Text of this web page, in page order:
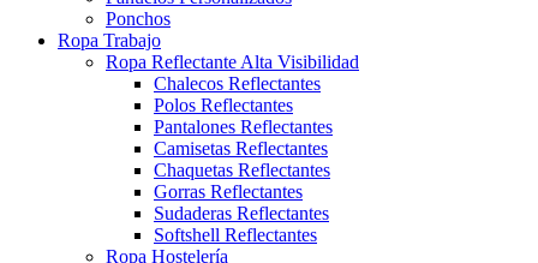
Ponchos
Ropa Trabajo
Ropa Reflectante Alta Visibilidad
Chalecos Reflectantes
Polos Reflectantes
Pantalones Reflectantes
Camisetas Reflectantes
Chaquetas Reflectantes
Gorras Reflectantes
Sudaderas Reflectantes
Softshell Reflectantes
Ropa Hostelería